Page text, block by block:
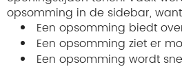
opsomming in de sidebar,
Een opsomming biedt
Een opsomming ziet er
Een opsomming wordt